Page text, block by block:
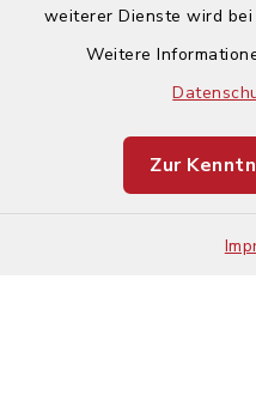
weiterer Dienste wird
Weitere
Zur